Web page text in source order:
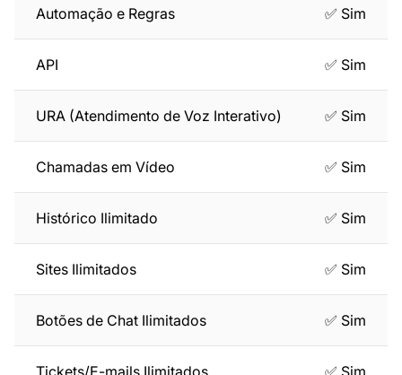
Automação e Regras ✅ Sim
API ✅ Sim
URA (Atendimento de Voz Interativo) ✅ Sim
Chamadas em Vídeo ✅ Sim
Histórico Ilimitado ✅ Sim
Sites Ilimitados ✅ Sim
Botões de Chat Ilimitados ✅ Sim
Tickets/E-mails Ilimitados ✅ Sim